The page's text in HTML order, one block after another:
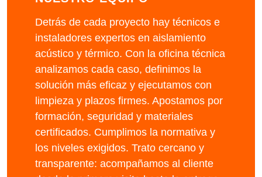
Detrás de cada proyecto hay técnicos e
instaladores expertos en aislamiento
acústico y térmico. Con la oficina técnica
analizamos cada caso, definimos la
solución más eficaz y ejecutamos con
limpieza y plazos firmes. Apostamos por
formación, seguridad y materiales
certificados. Cumplimos la normativa y
los niveles exigidos. Trato cercano y
transparente: acompañamos al cliente